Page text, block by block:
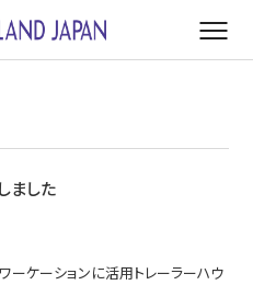
ました
ケーションに活用トレーラーハウ